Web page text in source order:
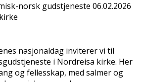
nasjonaldag inviterer vi til
i Nordreisa kirke. Her
og fellesskap, med salmer og